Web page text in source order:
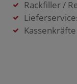
Rackfiller /
Kassenkräfte